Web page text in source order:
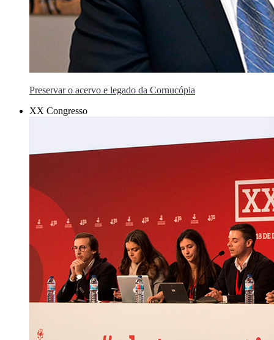
Preservar o acervo e legado da Cornucópia
XX Congresso